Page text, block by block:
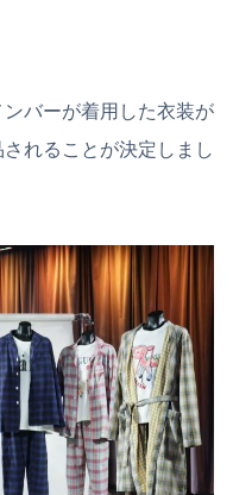
バーが着用した衣装が
れることが決定しまし